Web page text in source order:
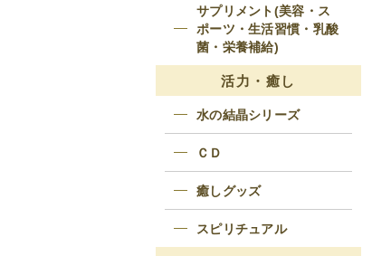
サプリメント(美容・ス
ポーツ・生活習慣・乳酸
菌・栄養補給)
活力・癒し
水の結晶シリーズ
ＣＤ
癒しグッズ
スピリチュアル